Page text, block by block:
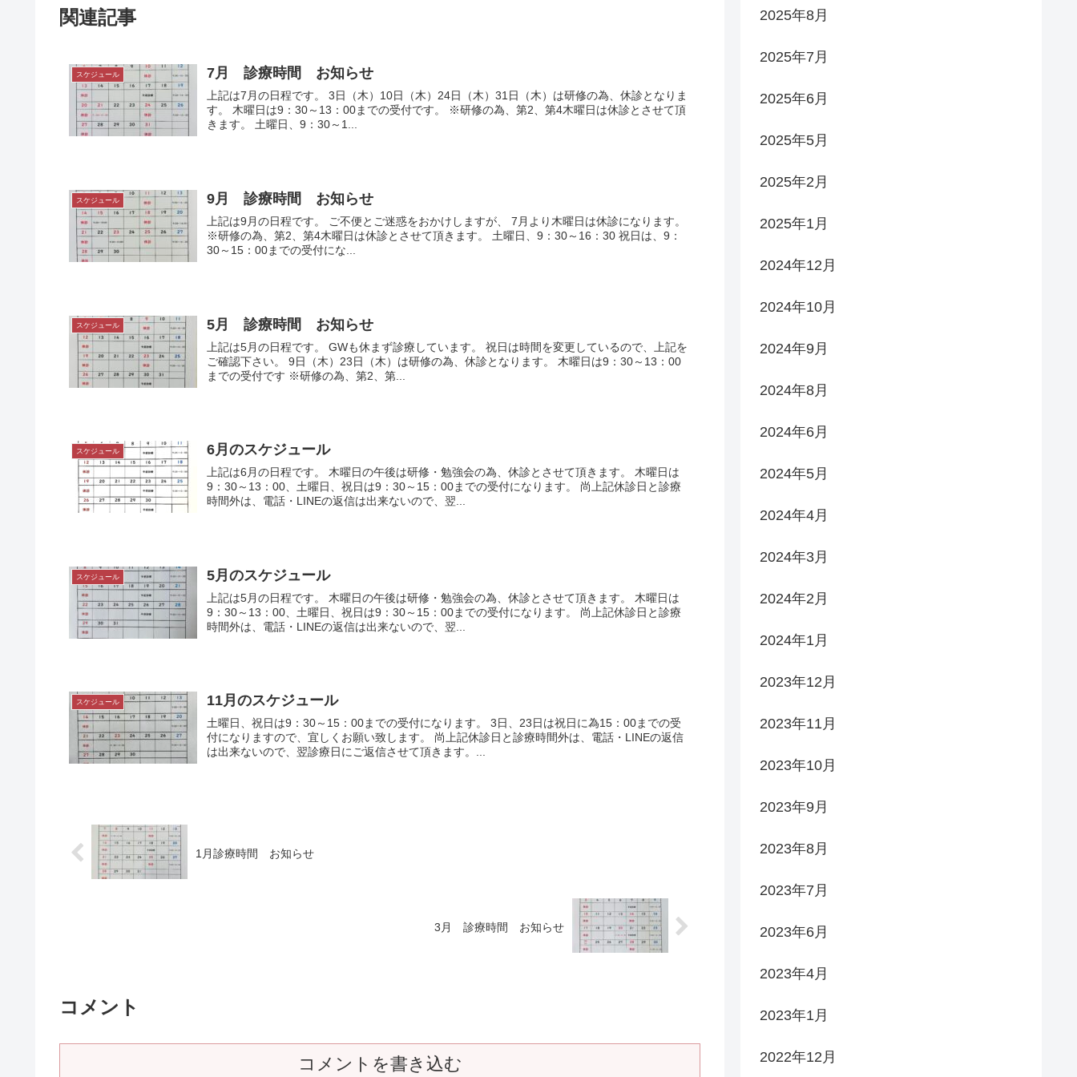
k
関連記事
スケジュール 7月 診療時間 お知らせ
上記は7月の日程です。 3日（木）10日（木）24日（木）31日（木）は研修の為、休診となりま
す。 木曜日は9：30～13：00までの受付です。 ※研修の為、第2、第4木曜日は休診とさせて頂
きます。 土曜日、9：30～1...
スケジュール 9月 診療時間 お知らせ
上記は9月の日程です。 ご不便とご迷惑をおかけしますが、 7月より木曜日は休診になります。
※研修の為、第2、第4木曜日は休診とさせて頂きます。 土曜日、9：30～16：30 祝日は、9：
30～15：00までの受付にな...
スケジュール 5月 診療時間 お知らせ
上記は5月の日程です。 GWも休まず診療しています。 祝日は時間を変更しているので、上記を
ご確認下さい。 9日（木）23日（木）は研修の為、休診となります。 木曜日は9：30～13：00
までの受付です ※研修の為、第2、第...
スケジュール 6月のスケジュール
上記は6月の日程です。 木曜日の午後は研修・勉強会の為、休診とさせて頂きます。 木曜日は
9：30～13：00、土曜日、祝日は9：30～15：00までの受付になります。 尚上記休診日と診療
時間外は、電話・LINEの返信は出来ないので、翌...
スケジュール 5月のスケジュール
上記は5月の日程です。 木曜日の午後は研修・勉強会の為、休診とさせて頂きます。 木曜日は
9：30～13：00、土曜日、祝日は9：30～15：00までの受付になります。 尚上記休診日と診療
時間外は、電話・LINEの返信は出来ないので、翌...
スケジュール 11月のスケジュール
土曜日、祝日は9：30～15：00までの受付になります。 3日、23日は祝日に為15：00までの受
付になりますので、宜しくお願い致します。 尚上記休診日と診療時間外は、電話・LINEの返信
は出来ないので、翌診療日にご返信させて頂きます。...
1月診療時間 お知らせ
3月 診療時間 お知らせ
コメント
コメントを書き込む
2025年8月
2025年7月
2025年6月
2025年5月
2025年2月
2025年1月
2024年12月
2024年10月
2024年9月
2024年8月
2024年6月
2024年5月
2024年4月
2024年3月
2024年2月
2024年1月
2023年12月
2023年11月
2023年10月
2023年9月
2023年8月
2023年7月
2023年6月
2023年4月
2023年1月
2022年12月